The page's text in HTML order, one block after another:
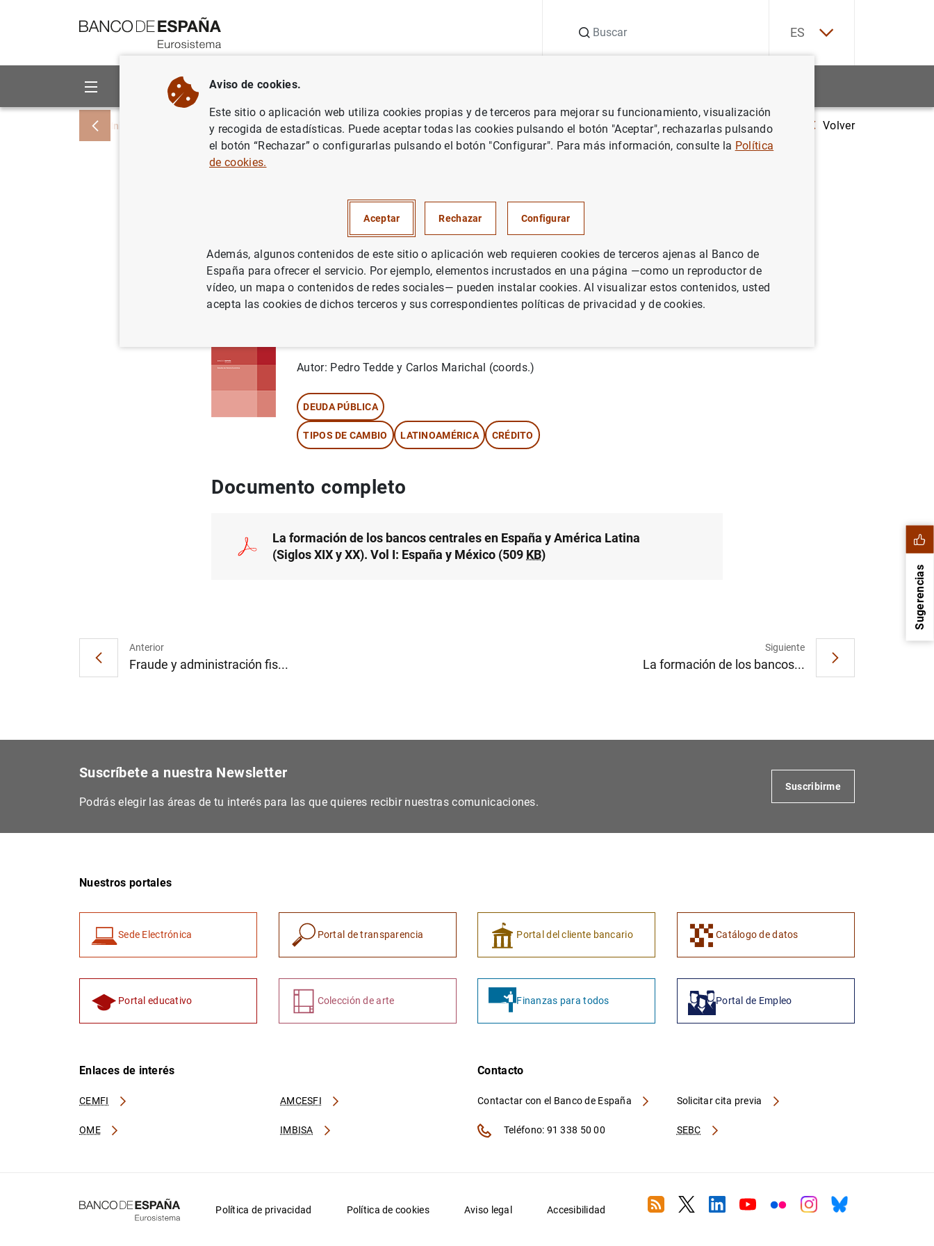
ES
Sobre el Banco Áreas de actuación
Inicio Publicaciones Análisis económico e investigación Historia económica La formación de los bancos centrales en España y América Latina (Siglos XIX y XX). Vol I: España
Volver
y América Latina (Siglos XIX y XX). Vol I: España
30/01/2009
Autor: Pedro Tedde y Carlos Marichal (coords.)
DEUDA PÚBLICA
TIPOS DE CAMBIO LATINOAMÉRICA CRÉDITO
Documento completo
La formación de los bancos centrales en España y América Latina
(Siglos XIX y XX). Vol I: España y México (509 KB)
Anterior
Fraude y administración fis...
Siguiente
La formación de los bancos...
Sugerencias
1 2
Suscríbete a nuestra Newsletter
Podrás elegir las áreas de tu interés para las que quieres recibir nuestras comunicaciones.
Suscribirme
Nuestros portales
Sede Electrónica Portal de transparencia Portal del cliente bancario Catálogo de datos
Portal educativo Colección de arte Finanzas para todos Portal de Empleo
Enlaces de interés
CEMFI AMCESFI
OME IMBISA
Contacto
Contactar con el Banco de España
SEBC
Solicitar cita previa
Teléfono: 91 338 50 00
Política de privacidad Política de cookies Aviso legal Accesibilidad RSS TwitterLinkedin
YoutubeFlickrInstagram
Bluesky
Aviso de cookies.
Este sitio o aplicación web utiliza cookies propias y de terceros para mejorar su funcionamiento, visualización
y recogida de estadísticas. Puede aceptar todas las cookies pulsando el botón "Aceptar", rechazarlas pulsando
el botón “Rechazar” o configurarlas pulsando el botón "Configurar". Para más información, consulte la Política
de cookies.
Aceptar Rechazar Configurar
Además, algunos contenidos de este sitio o aplicación web requieren cookies de terceros ajenas al Banco de
España para ofrecer el servicio. Por ejemplo, elementos incrustados en una página —como un reproductor de
vídeo, un mapa o contenidos de redes sociales— pueden instalar cookies. Al visualizar estos contenidos, usted
acepta las cookies de dichos terceros y sus correspondientes políticas de privacidad y de cookies.